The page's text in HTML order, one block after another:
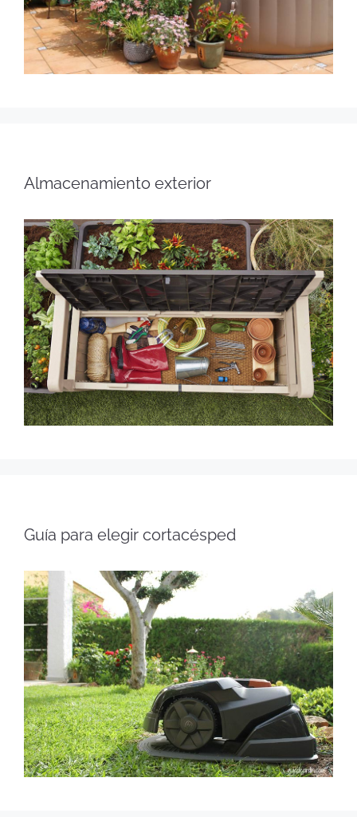
Almacenamiento exterior
Guía para elegir cortacésped